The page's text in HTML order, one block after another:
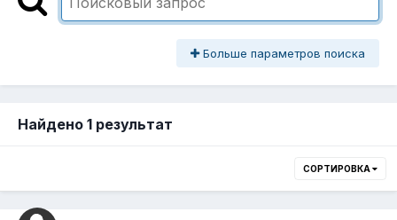
Больше параметров поиска
Найдено 1 результат
СОРТИРОВКА